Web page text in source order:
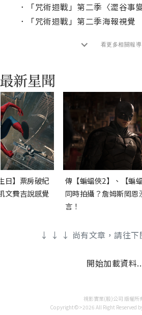
．
「咒術迴戰」第二季〈澀谷事
．
「咒術迴戰」第二季海報視覺
看更多相關報導
日】票房破紀
文費吉說感覺
傳【蝙蝠俠2】、【蝙蝠
同時拍攝？詹姆斯岡恩
言！
↓ ↓ ↓ 尚有文章，請往
開始加載資料..
視影實業(股)公司 版權所
Copyright©>2026 All Right Reserved